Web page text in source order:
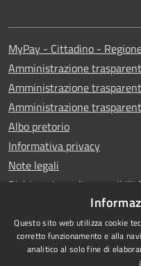
MyPay - Cittadino -
Amministrazione
Amministrazione
Amministrazione
Albo pretorio
Informativa privacy
Note legali
Dichiarazione di accessibilità
RSS
Questo sito web utilizza cookie
corretto funzionamento e alla
analitico al solo fine di